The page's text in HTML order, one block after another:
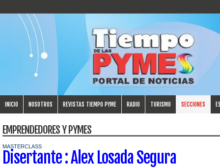
INICIO NOSOTROS REVISTAS TIEMPO PYME RADIO TURISMO SECCIONES
EMPRENDEDORES Y PYMES
MASTERCLASS
Disertante : Alex Losada Segura